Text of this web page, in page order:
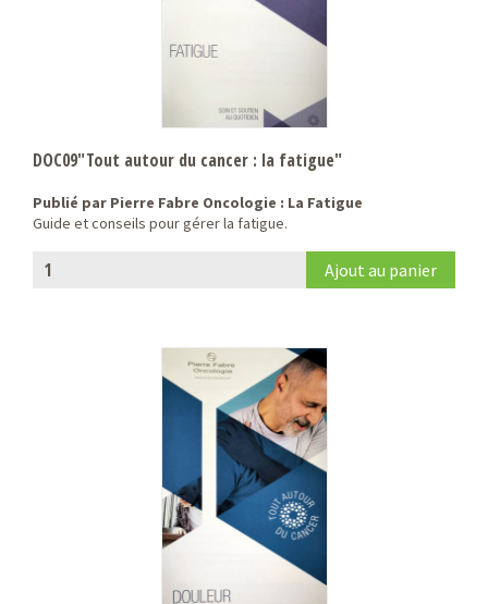
DOC09"Tout autour du cancer : la fatigue"
Publié par Pierre Fabre Oncologie : La Fatigue
Guide et conseils pour gérer la fatigue.